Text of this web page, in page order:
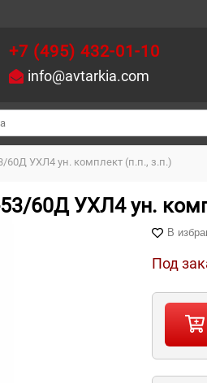
+7 (495) 432-01-10
info@avtarkia.com
УХЛ4 ун. комплект (п.п., з.п.)
60Д УХЛ4 ун.
В
Под